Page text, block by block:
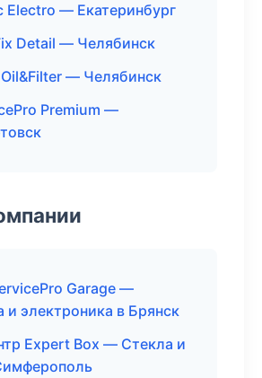
Electro — Екатеринбург
Detail — Челябинск
— Челябинск
Premium —
Garage —
и электроника в Брянск
Expert Box — Стекла и